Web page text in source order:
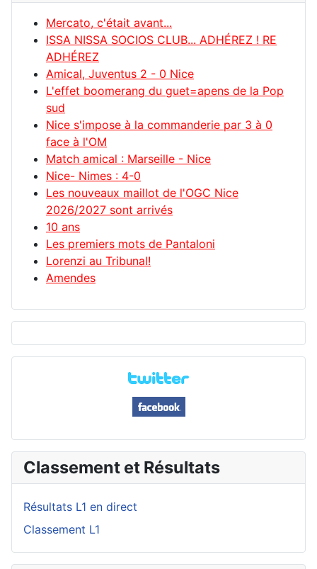
Mercato, c'était avant...
ISSA NISSA SOCIOS CLUB... ADHÉREZ ! RE
ADHÉREZ
Amical, Juventus 2 - 0 Nice
L'effet boomerang du guet=apens de la Pop
sud
Nice s'impose à la commanderie par 3 à 0
face à l'OM
Match amical : Marseille - Nice
Nice- Nimes : 4-0
Les nouveaux maillot de l'OGC Nice
2026/2027 sont arrivés
10 ans
Les premiers mots de Pantaloni
Lorenzi au Tribunal!
Amendes
Classement et Résultats
Résultats L1 en direct
Classement L1